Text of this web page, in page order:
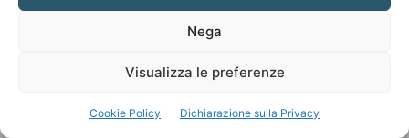
Nega
Visualizza le preferenze
Cookie Policy Dichiarazione sulla Privacy